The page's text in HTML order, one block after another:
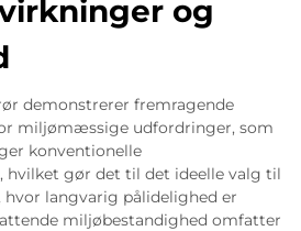
og
demonstrerer fremragende
miljømæssige udfordringer, som
konventionelle
hvilket gør det til det ideelle valg til
hvor langvarig pålidelighed er
miljøbestandighed omfatter